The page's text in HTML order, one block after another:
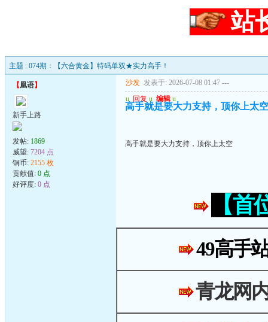
站
主题 : 074期：【六合黄金】特码单双★实力高手！
【凰语】
新手上路
发帖: 1869
威望: 7204 点
铜币: 2155 枚
贡献值: 0 点
好评度: 0 点
沙发 发表于: 2026-07-08 01:47 ---
u 回复 u 编辑 u
高手就是要大力支持，顶你上太空
高手就是要大力支持，顶你上太空
【
49高手
青龙网